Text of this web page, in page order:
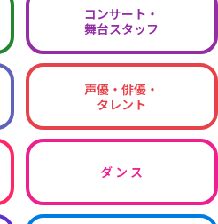
コンサート・
舞台スタッフ
声優・俳優・
タレント
ダ ン ス